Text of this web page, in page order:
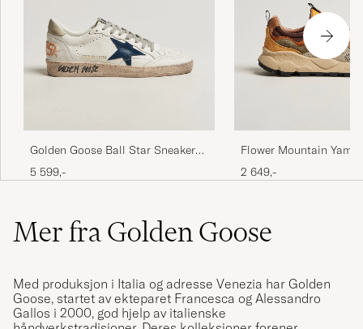
Golden Goose Ball Star Sneakers
White/Ice
5 599,-
Flower Mountain
Suede/Nylon Sneaker
2 649,-
Mer fra Golden Goose
Med produksjon i Italia og adresse Venezia har Golden
Goose, startet av ekteparet Francesca og Alessandro
Gallos i 2000, god hjelp av italienske